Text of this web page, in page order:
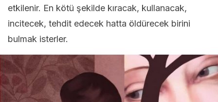
etkilenir. En kötü şekilde kıracak, kullanacak,
incitecek, tehdit edecek hatta öldürecek birini
bulmak isterler.